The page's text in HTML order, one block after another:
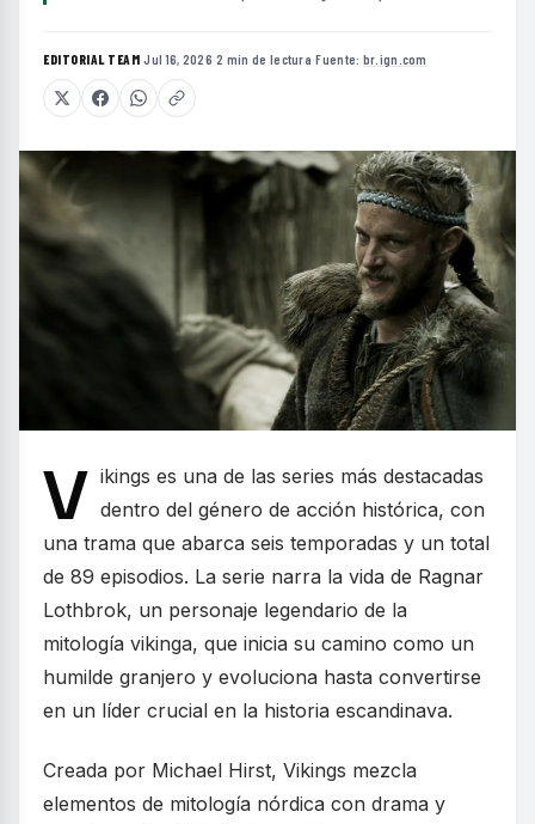
EDITORIAL TEAM·Jul 16, 2026·2 min de lectura·Fuente: br.ign.com
V ikings es una de las series más destacadas
dentro del género de acción histórica, con
una trama que abarca seis temporadas y un total
de 89 episodios. La serie narra la vida de Ragnar
Lothbrok, un personaje legendario de la
mitología vikinga, que inicia su camino como un
humilde granjero y evoluciona hasta convertirse
en un líder crucial en la historia escandinava.
Creada por Michael Hirst, Vikings mezcla
elementos de mitología nórdica con drama y